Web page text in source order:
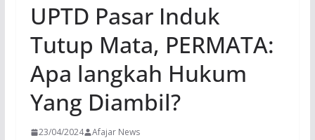
UPTD Pasar Induk
Tutup Mata, PERMATA:
Apa langkah Hukum
Yang Diambil?
23/04/2024 Afajar News